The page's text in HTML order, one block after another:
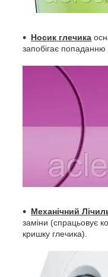
Носик глечика
запобігає попаданню
Механічний
заміни (спрацьовує
кришку глечика).